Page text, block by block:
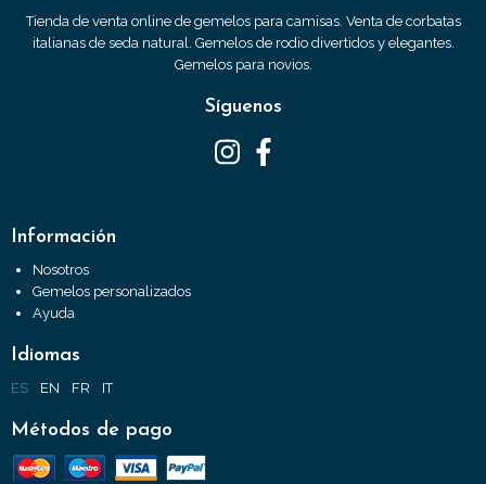
Tienda de venta online de gemelos para camisas. Venta de corbatas
italianas de seda natural. Gemelos de rodio divertidos y elegantes.
Gemelos para novios.
Síguenos
Información
Nosotros
Gemelos personalizados
Ayuda
Idiomas
ES EN FR IT
Métodos de pago